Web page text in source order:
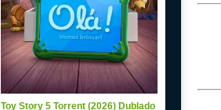
Toy Story 5 Torrent (2026) Dublado